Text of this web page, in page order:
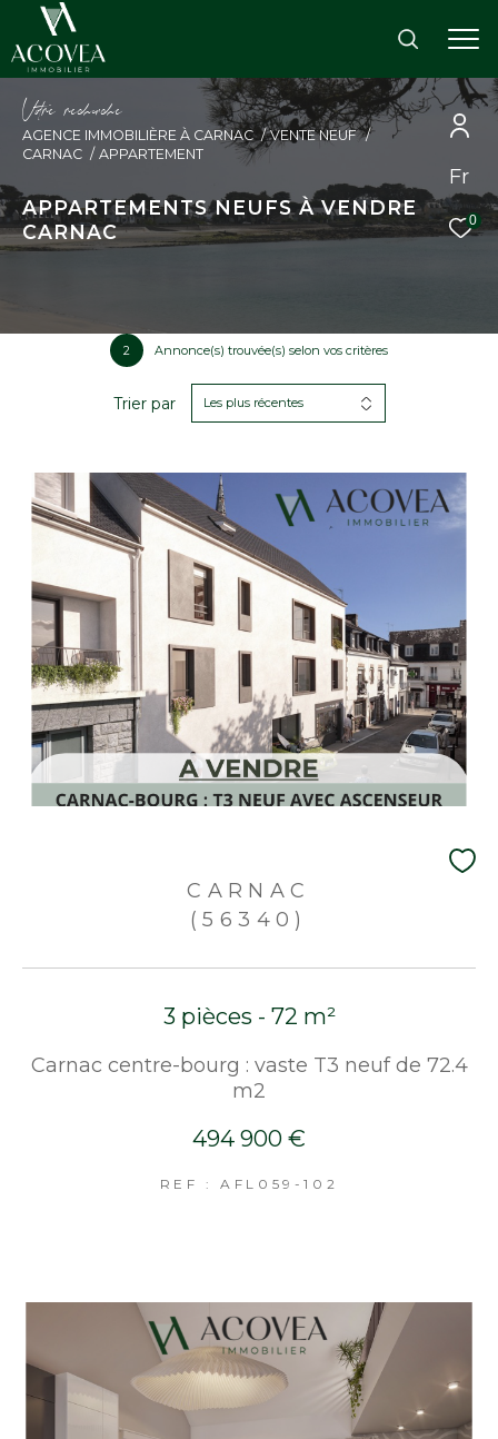
Fr
0
Vore recece
AGENCE IMMOBILIÈRE À CARNAC
VENTE NEUF
CARNAC
APPARTEMENT
APPARTEMENTS NEUFS À VENDRE
CARNAC
2 Annonce(s) trouvée(s) selon vos critères
Trier par Les plus récentes
CARNAC
(56340)
3 pièces - 72 m²
Carnac centre-bourg : vaste T3 neuf de 72.4
m2
494 900 €
REF : AFL059-102